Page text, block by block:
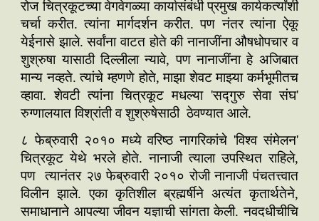
रोज चित्रकूटच्या वेगवेगळ्या कार्यासंबंधी प्रमुख कार्यकर्त्यांशी
चर्चा करीत. त्यांना मार्गदर्शन करीत. पण नंतर त्यांना ऐकू
येईनासे झाले. सर्वांना वाटत होते की नानाजींना औषधोपचार व
शुश्रुषा यासाठी दिल्लीला न्यावे, पण नानाजींना हे अजिबात
मान्य नव्हते. त्यांचे म्हणणे होते, माझा शेवट माझ्या कर्मभूमीतच
व्हावा. शेवटी त्यांना चित्रकूट मधल्या 'सद्गुरु सेवा संघ'
रुग्णालयात विश्रांती व शुश्रुषेसाठी ठेवण्यात आले.
८ फेब्रुवारी २०१० मध्ये वरिष्ठ नागरिकांचे 'विश्व संमेलन'
चित्रकूट येथे भरले होते. नानाजी त्याला उपस्थित राहिले,
पण त्यानंतर २७ फेब्रुवारी २०१० रोजी नानाजी पंचतत्त्वात
विलीन झाले. एका कृतिशील ब्रह्मर्षीने अत्यंत कृतार्थतेने,
समाधानाने आपल्या जीवन यज्ञाची सांगता केली. नवदधीचीचि